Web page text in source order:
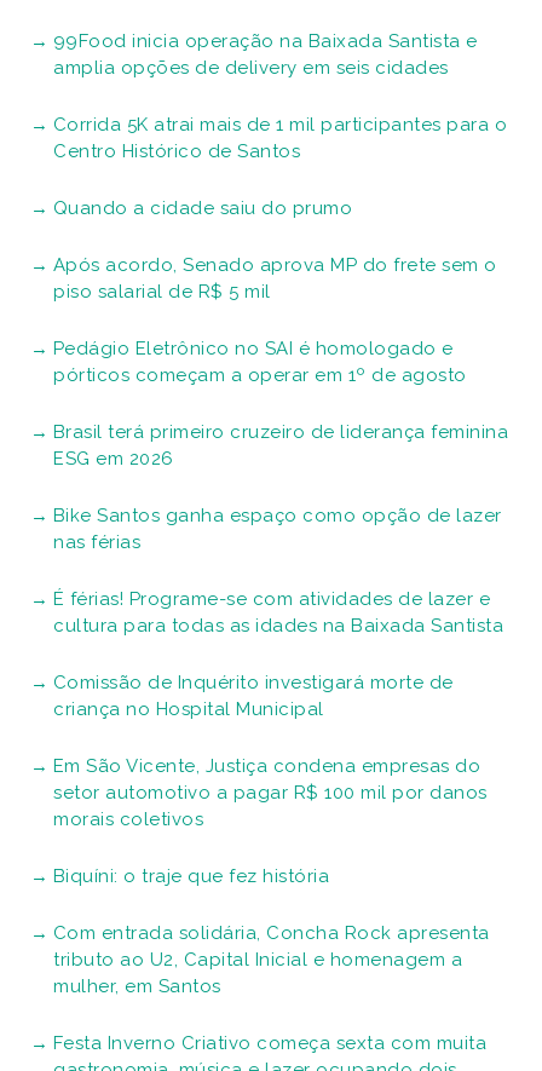
99Food inicia operação na Baixada Santista e
amplia opções de delivery em seis cidades
Corrida 5K atrai mais de 1 mil participantes para o
Centro Histórico de Santos
Quando a cidade saiu do prumo
Após acordo, Senado aprova MP do frete sem o
piso salarial de R$ 5 mil
Pedágio Eletrônico no SAI é homologado e
pórticos começam a operar em 1º de agosto
Brasil terá primeiro cruzeiro de liderança feminina
ESG em 2026
Bike Santos ganha espaço como opção de lazer
nas férias
É férias! Programe-se com atividades de lazer e
cultura para todas as idades na Baixada Santista
Comissão de Inquérito investigará morte de
criança no Hospital Municipal
Em São Vicente, Justiça condena empresas do
setor automotivo a pagar R$ 100 mil por danos
morais coletivos
Biquíni: o traje que fez história
Com entrada solidária, Concha Rock apresenta
tributo ao U2, Capital Inicial e homenagem a
mulher, em Santos
Festa Inverno Criativo começa sexta com muita